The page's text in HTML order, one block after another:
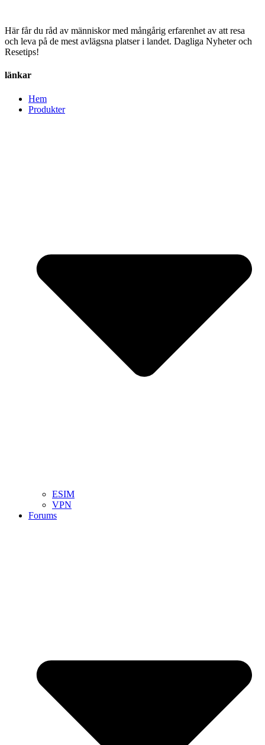
Här får du råd av människor med mångårig erfarenhet av att resa
och leva på de mest avlägsna platser i landet. Dagliga Nyheter och
Resetips!
länkar
Hem
Produkter
ESIM
VPN
Forums